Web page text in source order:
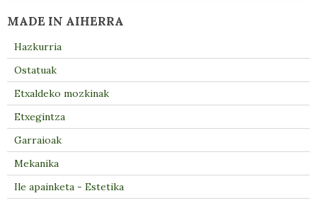
MADE IN AIHERRA
Hazkurria
Ostatuak
Etxaldeko mozkinak
Etxegintza
Garraioak
Mekanika
Ile apainketa - Estetika